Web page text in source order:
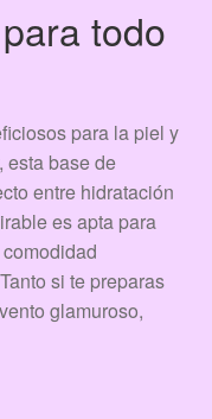
todo
para la piel y
esta base de
entre hidratación
es apta para
si te preparas
glamuroso,